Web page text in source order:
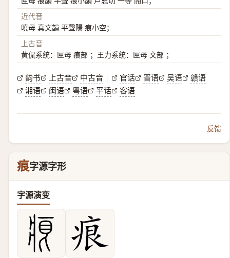
近代音
曉母 真文韻 平聲陽 痕小空；
上古音
黄侃系统：匣母 痕部 ；王力系统：匣母 文部 ；
韵书 上古音 中古音 | 官话 晋语 吴语
赣语
湘语
闽语 粤语 平话 客语
反馈
痕字源字形
字源演变